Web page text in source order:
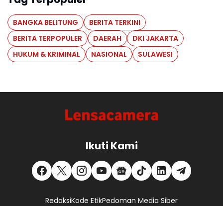
BANGKA BELITUNG
BERITA TERKINI
BERITA TERPOPULER
DAERAH
DKI JAKARTA
HUKUM & KRIMINAL
NASIONAL SULAWESI
Ikuti Kami
RedaksiKode EtikPedoman Media Siber